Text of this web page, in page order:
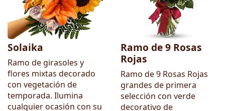
Solaika
Ramo de girasoles y
flores mixtas decorado
con vegetación de
temporada. Ilumina
cualquier ocasión con su
Ramo de 9 Rosas
Rojas
Ramo de 9 Rosas Rojas
grandes de primera
selección con verde
decorativo de